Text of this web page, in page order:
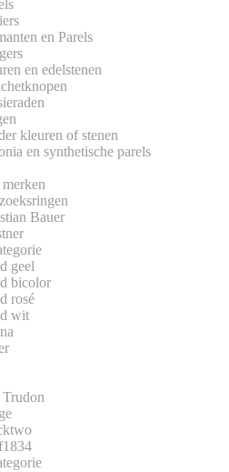
en Parels
en edelstenen
kleuren of stenen
en synthetische parels
Bauer
geel
bicolor
rosé
wit